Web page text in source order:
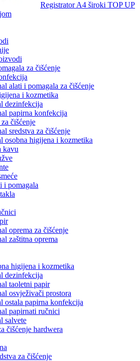
Registrator A4 široki TOP UP
za čišćenje
alati i pomagala za čišćenje
i kozmetika
dezinfekcija
papirna konfekcija
čišćenje
sredstva za čišćenje
osobna higijena i kozmetika
kavu
i pomagala
oprema za čišćenje
zaštitna oprema
higijena i kozmetika
dezinfekcija
taoletni papir
osvježivači prostora
ostala papirna konfekcija
papirnati ručnici
salvete
čišćenje hardwera
za čišćenje